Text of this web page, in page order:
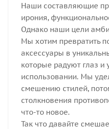
Наши составляющие
ирония,
Однако наши цели
Мы хотим превратить
аксессуары в
которые радуют глаз и
использовании. Мы
смешению стилей,
столкновения
что-то новое.
Так что давайте